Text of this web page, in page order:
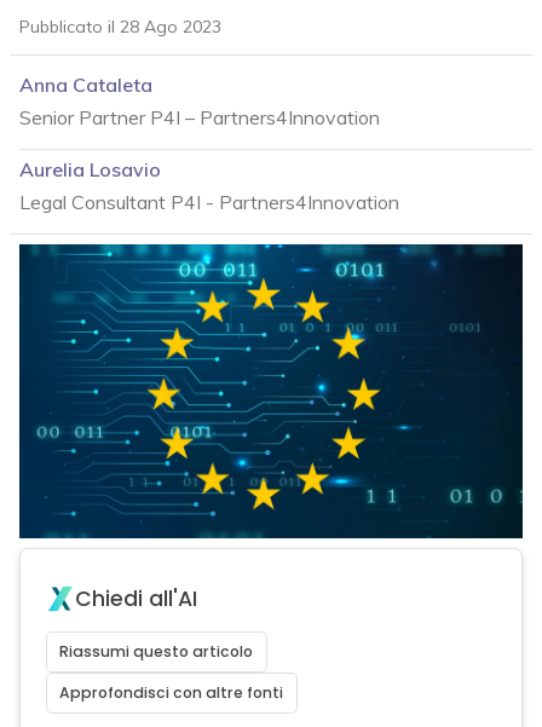
Pubblicato il 28 Ago 2023
Anna Cataleta
Senior Partner P4I – Partners4Innovation
Aurelia Losavio
Legal Consultant P4I - Partners4Innovation
Chiedi all'AI
Riassumi questo articolo
Approfondisci con altre fonti